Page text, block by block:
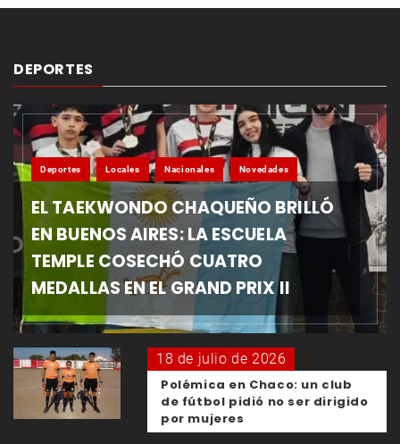
DEPORTES
Deportes Locales Nacionales Novedades
EL TAEKWONDO CHAQUEÑO BRILLÓ
EN BUENOS AIRES: LA ESCUELA
TEMPLE COSECHÓ CUATRO
MEDALLAS EN EL GRAND PRIX II
18 de julio de 2026
Polémica en Chaco: un club
de fútbol pidió no ser dirigido
por mujeres